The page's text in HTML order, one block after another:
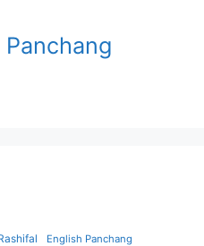
Panchang
English Panchang